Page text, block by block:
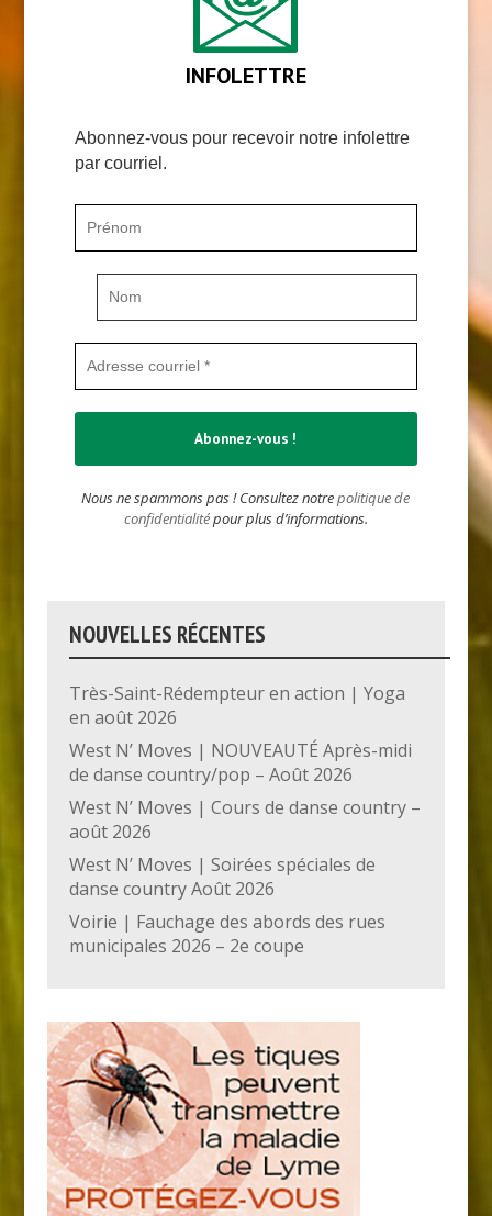
INFOLETTRE
Abonnez-vous pour recevoir notre infolettre
par courriel.
Nous ne spammons pas ! Consultez notrepolitique de
confidentialitépour plus d’informations.
NOUVELLES RÉCENTES
Très-Saint-Rédempteur en action | Yoga
en août 2026
West N’ Moves | NOUVEAUTÉ Après-midi
de danse country/pop – Août 2026
West N’ Moves | Cours de danse country –
août 2026
West N’ Moves | Soirées spéciales de
danse country Août 2026
Voirie | Fauchage des abords des rues
municipales 2026 – 2e coupe